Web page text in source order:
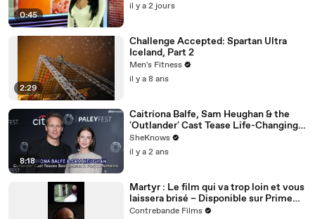
0:45
il y a 2 jours
2:29
Challenge Accepted: Spartan Ultra
Iceland, Part 2
Men's Fitness
il y a 8 ans
8:18
Caitríona Balfe, Sam Heughan & the
'Outlander' Cast Tease Life-Changing
Moments for Season 7 Part 2
SheKnows
il y a 2 ans
Martyr : Le film qui va trop loin et vous
laissera brisé – Disponible sur Prime
Video
Contrebande Films